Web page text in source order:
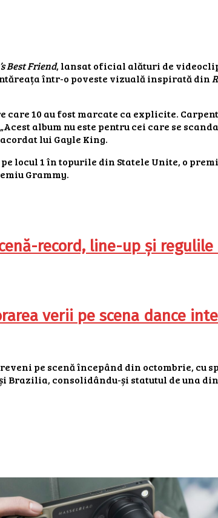
Best Friend, lansat oficial alături de
într-o poveste vizuală inspirată din
10 au fost marcate ca explicite.
album nu este pentru cei care se
lui Gayle King.
locul 1 în topurile din Statele Unite, o
Grammy.
record, line-up și regulile
verii pe scena dance
pe scenă începând din octombrie, cu
consolidându-și statutul de una